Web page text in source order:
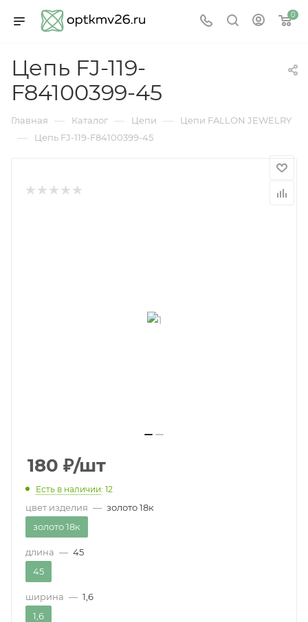
0
Цепь FJ-119-
F84100399-45
Главная — Каталог — Цепи — Цепи FALLON JEWELRY
— Цепь FJ-119-F84100399-45
180 ₽/шт
Есть в наличии: 12
цвет изделия — золото 18к
золото 18к
длина — 45
45
ширина — 1,6
1,6